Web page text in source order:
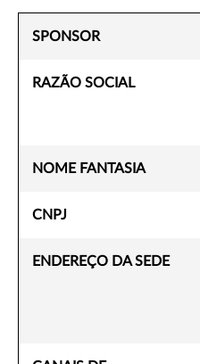
SPONSOR
RAZÃO SOCIAL
NOME FANTASIA
CNPJ
ENDEREÇO DA SEDE